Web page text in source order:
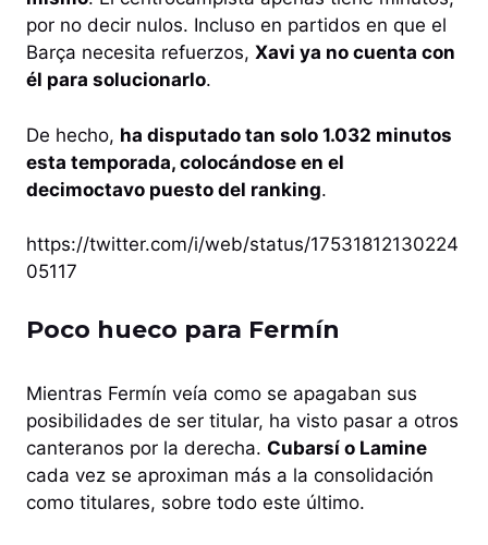
por no decir nulos. Incluso en partidos en que el
Barça necesita refuerzos, Xavi ya no cuenta con
él para solucionarlo.
De hecho, ha disputado tan solo 1.032 minutos
esta temporada, colocándose en el
decimoctavo puesto del ranking.
https://twitter.com/i/web/status/17531812130224
05117
Poco hueco para Fermín
Mientras Fermín veía como se apagaban sus
posibilidades de ser titular, ha visto pasar a otros
canteranos por la derecha. Cubarsí o Lamine
cada vez se aproximan más a la consolidación
como titulares, sobre todo este último.